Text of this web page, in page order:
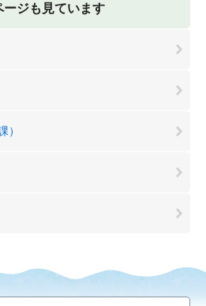
ージも見ています
）